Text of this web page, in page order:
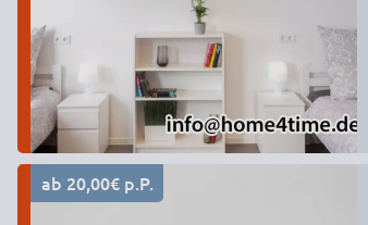
ab 20,00€ p.P.